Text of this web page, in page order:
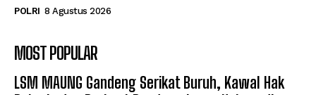
POLRI 8 Agustus 2026
MOST POPULAR
LSM MAUNG Gandeng Serikat Buruh, Kawal Hak